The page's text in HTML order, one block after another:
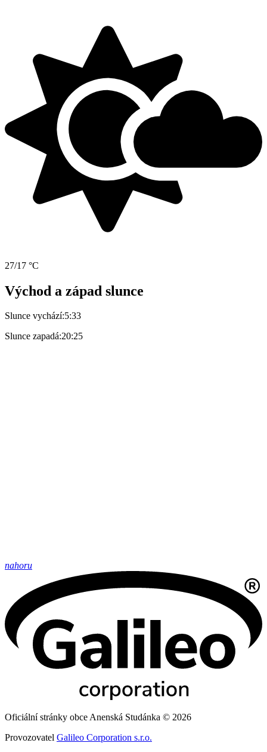
27/17 °C
Východ a západ slunce
Slunce vychází:5:33
Slunce zapadá:20:25
nahoru
Oficiální stránky obce Anenská Studánka © 2026
Provozovatel Galileo Corporation s.r.o.